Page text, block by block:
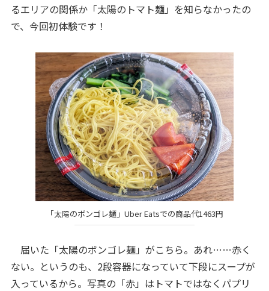
るエリアの関係か「太陽のトマト麺」を知らなかったの
で、今回初体験です！
「太陽のボンゴレ麺」Uber Eatsでの商品代1463円
届いた「太陽のボンゴレ麺」がこちら。あれ……赤く
ない。というのも、2段容器になっていて下段にスープが
入っているから。写真の「赤」はトマトではなくパプリ